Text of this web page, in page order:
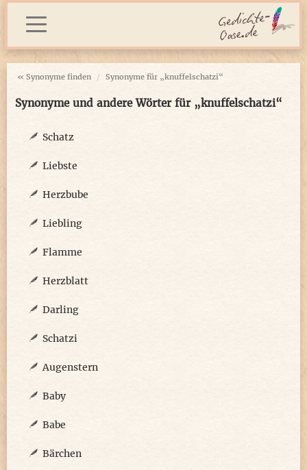
« Synonyme finden Synonyme für „knuffelschatzi“
Synonyme und andere Wörter für „knuffelschatzi“
Schatz
Liebste
Herzbube
Liebling
Flamme
Herzblatt
Darling
Schatzi
Augenstern
Baby
Babe
Bärchen